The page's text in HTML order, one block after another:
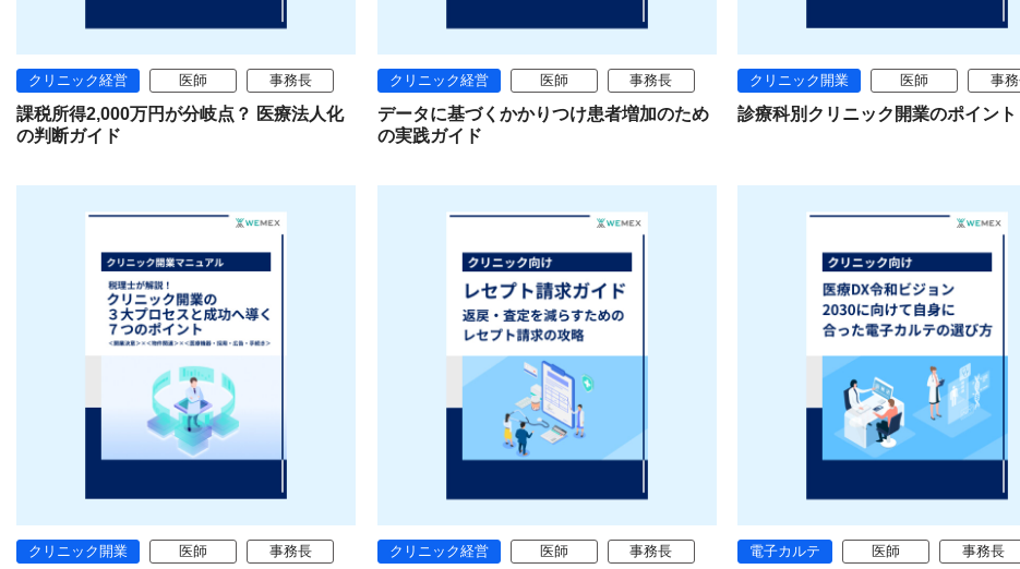
クリニック経営 医師 事務長
課税所得2,000万円が分岐点？ 医療法人化
の判断ガイド
クリニック経営 医師 事務長
データに基づくかかりつけ患者増加のため
の実践ガイド
クリニック開業 医師 事
診療科別クリニック開業のポイント
クリニック開業 医師 事務長 クリニック経営 医師 事務長 電子カルテ 医師 事務長